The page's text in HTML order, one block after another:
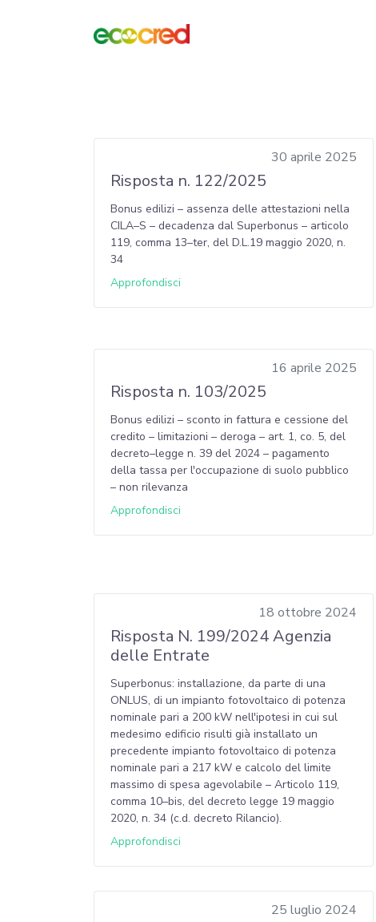
30 aprile 2025
Risposta n. 122/2025
Bonus edilizi – assenza delle attestazioni nella
CILA–S – decadenza dal Superbonus – articolo
119, comma 13–ter, del D.L.19 maggio 2020, n.
34
Approfondisci
16 aprile 2025
Risposta n. 103/2025
Bonus edilizi – sconto in fattura e cessione del
credito – limitazioni – deroga – art. 1, co. 5, del
decreto–legge n. 39 del 2024 – pagamento
della tassa per l'occupazione di suolo pubblico
– non rilevanza
Approfondisci
18 ottobre 2024
Risposta N. 199/2024 Agenzia
delle Entrate
Superbonus: installazione, da parte di una
ONLUS, di un impianto fotovoltaico di potenza
nominale pari a 200 kW nell'ipotesi in cui sul
medesimo edificio risulti già installato un
precedente impianto fotovoltaico di potenza
nominale pari a 217 kW e calcolo del limite
massimo di spesa agevolabile – Articolo 119,
comma 10–bis, del decreto legge 19 maggio
2020, n. 34 (c.d. decreto Rilancio).
Approfondisci
25 luglio 2024